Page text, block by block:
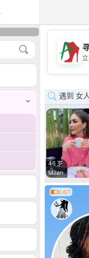
遇到 女
46 岁
Milan
0.6/1